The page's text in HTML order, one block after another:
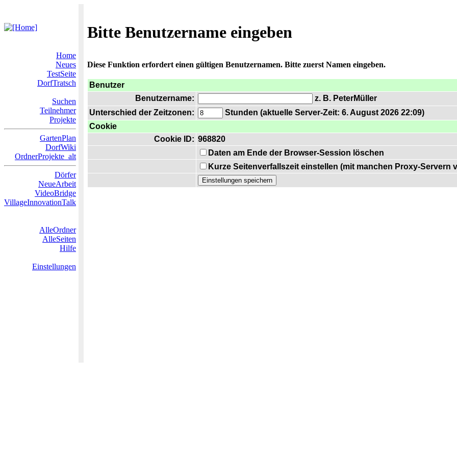
Bitte Benutzername eingeben
Home
Neues
TestSeite
DorfTratsch
Suchen
Teilnehmer
Projekte
GartenPlan
DorfWiki
OrdnerProjekte_alt
Dörfer
NeueArbeit
VideoBridge
VillageInnovationTalk
AlleOrdner
AlleSeiten
Hilfe
Einstellungen
Diese Funktion erfordert einen gültigen Benutzernamen. Bitte zuerst Namen eingeben.
Benutzer
Benutzername:
z. B. PeterMüller
Unterschied der Zeitzonen:
Stunden (aktuelle Server-Zeit: 6. August 2026 22:09)
Cookie
Cookie ID: 968820
Daten am Ende der Browser-Session löschen
Kurze Seitenverfallszeit einstellen (mit manchen Proxy-Servern